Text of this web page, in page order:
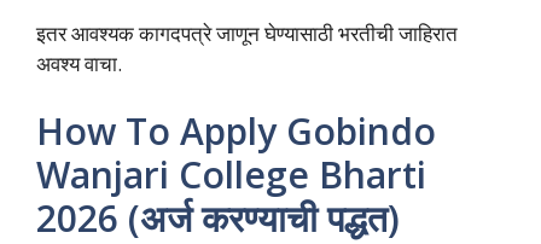
इतर आवश्यक कागदपत्रे जाणून घेण्यासाठी भरतीची जाहिरात
अवश्य वाचा.
How To Apply Gobindo
Wanjari College Bharti
2026 (अर्ज करण्याची पद्धत)